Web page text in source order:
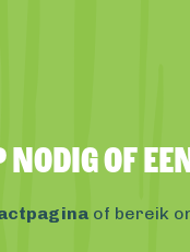
nodig of
of bereik